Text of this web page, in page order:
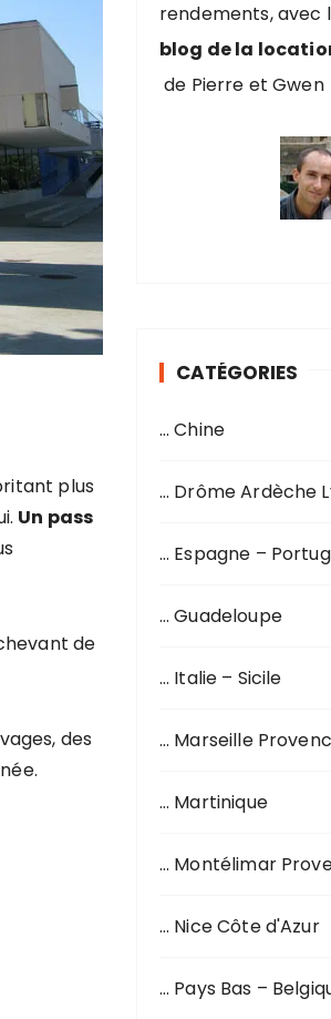
plus
Un pass
de
des
rendements, avec
blog de la
de Pierre et Gwen
CATÉGORIES
… Chine
… Drôme Ardèche
… Espagne –
… Guadeloupe
… Italie – Sicile
… Marseille
… Martinique
… Montélimar
… Nice Côte d'Azur
… Pays Bas –